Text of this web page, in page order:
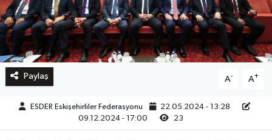
Paylaş A- A+
ESDER Eskişehirliler Federasyonu
22.05.2024 - 13:28
09.12.2024 - 17:00
23